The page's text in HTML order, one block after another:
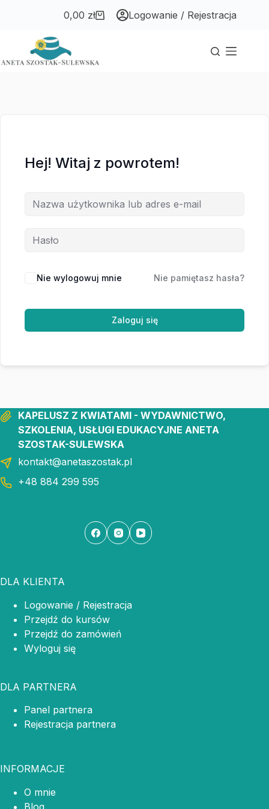
Koszyk
0,00 zł Logowanie / Rejestracja
Hej! Witaj z powrotem!
Nie wylogowuj mnie Nie pamiętasz hasła?
Zaloguj się
KAPELUSZ Z KWIATAMI - WYDAWNICTWO,
SZKOLENIA, USŁUGI EDUKACYJNE ANETA
SZOSTAK-SULEWSKA
kontakt@anetaszostak.pl
+48 884 299 595
DLA KLIENTA
Logowanie / Rejestracja
Przejdź do kursów
Przejdź do zamówień
Wyloguj się
DLA PARTNERA
Panel partnera
Rejestracja partnera
INFORMACJE
O mnie